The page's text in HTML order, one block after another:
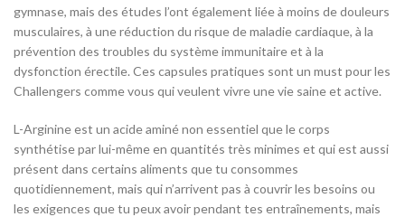
gymnase, mais des études l’ont également liée à moins de douleurs
musculaires, à une réduction du risque de maladie cardiaque, à la
prévention des troubles du système immunitaire et à la
dysfonction érectile. Ces capsules pratiques sont un must pour les
Challengers comme vous qui veulent vivre une vie saine et active.
L-Arginine est un acide aminé non essentiel que le corps
synthétise par lui-même en quantités très minimes et qui est aussi
présent dans certains aliments que tu consommes
quotidiennement, mais qui n’arrivent pas à couvrir les besoins ou
les exigences que tu peux avoir pendant tes entraînements, mais